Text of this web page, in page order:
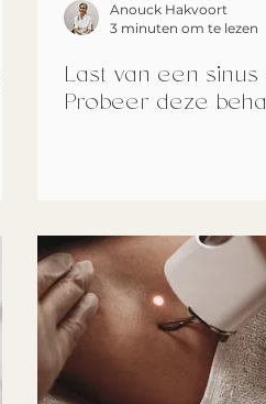
Anouck Hakvoort
3 minuten om te lezen
Last van een
Probeer deze